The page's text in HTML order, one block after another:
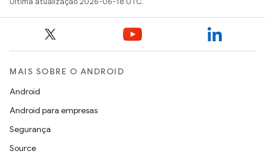
MAIS SOBRE O ANDROID
Android
Android para empresas
Segurança
Source